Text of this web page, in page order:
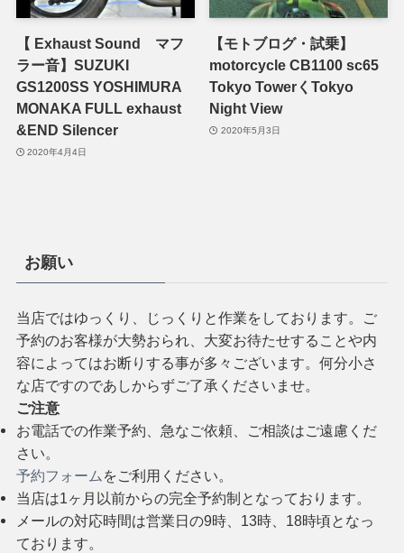
【 Exhaust Sound マフ
ラー音】SUZUKI
GS1200SS YOSHIMURA
MONAKA FULL exhaust
&END Silencer
2020年4月4日
【モトブログ・試乗】
motorcycle CB1100 sc65
Tokyo TowerくTokyo
Night View
2020年5月3日
お願い
当店ではゆっくり、じっくりと作業をしております。ご
予約のお客様が大勢おられ、大変お待たせすることや内
容によってはお断りする事が多々ございます。何分小さ
な店ですのであしからずご了承くださいませ。
ご注意
お電話での作業予約、急なご依頼、ご相談はご遠慮くだ
さい。
予約フォーム をご利用ください。
当店は1ヶ月以前からの完全予約制となっております。
メールの対応時間は営業日の9時、13時、18時頃となっ
ております。